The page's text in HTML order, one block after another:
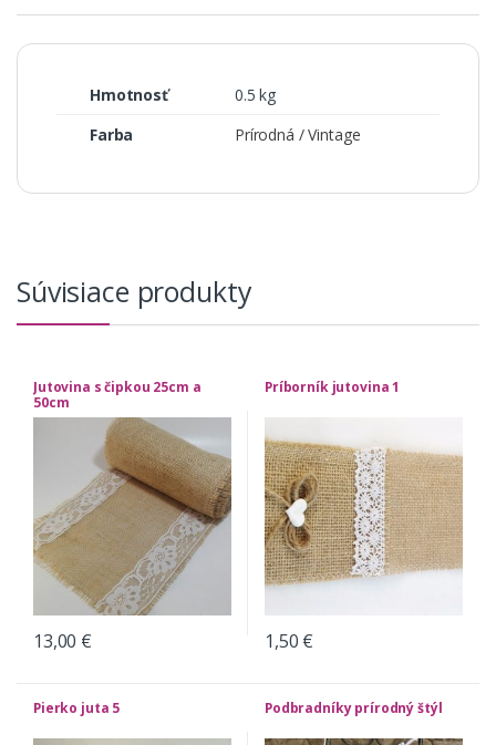
Hmotnosť
0.5 kg
Farba
Prírodná / Vintage
Súvisiace produkty
Jutovina s čipkou 25cm a
50cm
13,00 €
Príborník jutovina 1
1,50 €
Pierko juta 5 Podbradníky prírodný štýl